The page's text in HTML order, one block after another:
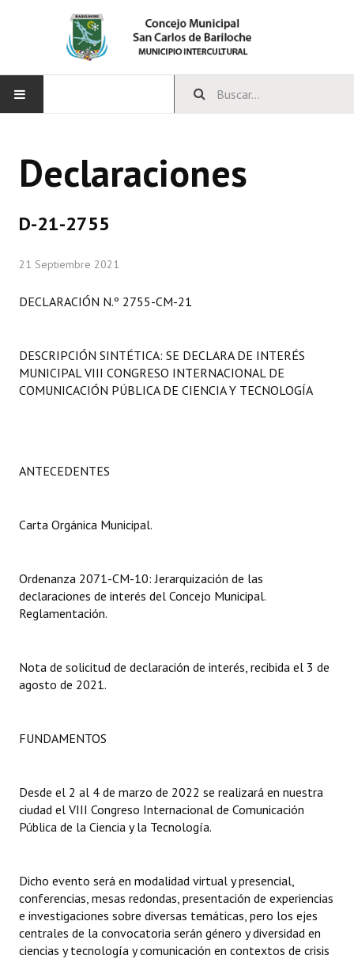
CONCEJO
Comisiones Permanentes
Comisiones Especiales
Programas
Constitución Provincial
Digesto
Organigrama
Informes de Gestión
Dictámenes Asesoría Letrada
Informes de Unidad Coordinadora
Ejecución Presupuestaria
NORMATIVA
Comunicaciones
Declaraciones
D-21-2755
21 Septiembre 2021
DECLARACIÓN N.º 2755-CM-21
DESCRIPCIÓN SINTÉTICA: SE DECLARA DE INTERÉS
MUNICIPAL VIII CONGRESO INTERNACIONAL DE
COMUNICACIÓN PÚBLICA DE CIENCIA Y TECNOLOGÍA
ANTECEDENTES
Carta Orgánica Municipal.
Ordenanza 2071-CM-10: Jerarquización de las
declaraciones de interés del Concejo Municipal.
Reglamentación.
Nota de solicitud de declaración de interés, recibida el 3 de
agosto de 2021.
FUNDAMENTOS
Desde el 2 al 4 de marzo de 2022 se realizará en nuestra
ciudad el VIII Congreso Internacional de Comunicación
Pública de la Ciencia y la Tecnología.
Dicho evento será en modalidad virtual y presencial,
conferencias, mesas redondas, presentación de experiencias
e investigaciones sobre diversas temáticas, pero los ejes
centrales de la convocatoria serán género y diversidad en
ciencias y tecnología y comunicación en contextos de crisis